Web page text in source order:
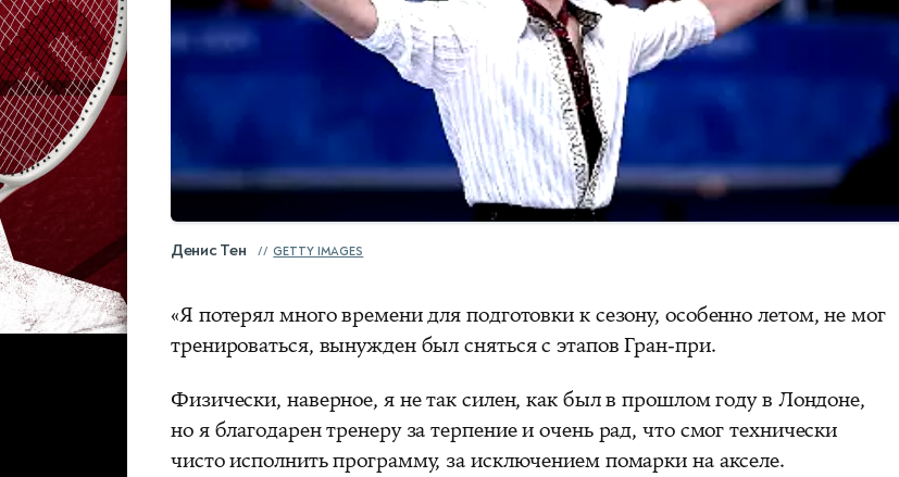
Денис Тен GETTY IMAGES
«Я потерял много времени для подготовки к сезону, особенно летом, не мог
тренироваться, вынужден был сняться с этапов Гран-при.
Физически, наверное, я не так силен, как был в прошлом году в Лондоне,
но я благодарен тренеру за терпение и очень рад, что смог технически
чисто исполнить программу, за исключением помарки на акселе.